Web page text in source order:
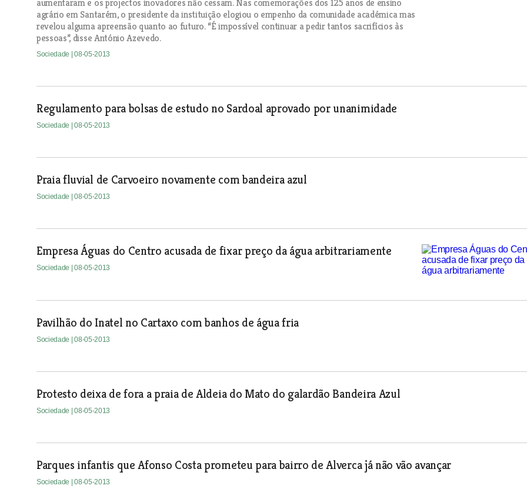
aumentaram e os projectos inovadores não cessam. Nas comemorações dos 125 anos de ensino
agrário em Santarém, o presidente da instituição elogiou o empenho da comunidade académica mas
revelou alguma apreensão quanto ao futuro. “É impossível continuar a pedir tantos sacrifícios às
pessoas”, disse António Azevedo.
Sociedade | 08-05-2013
Regulamento para bolsas de estudo no Sardoal aprovado por unanimidade
Sociedade | 08-05-2013
Praia fluvial de Carvoeiro novamente com bandeira azul
Sociedade | 08-05-2013
Empresa Águas do Centro acusada de fixar preço da água arbitrariamente
Sociedade | 08-05-2013
Pavilhão do Inatel no Cartaxo com banhos de água fria
Sociedade | 08-05-2013
Protesto deixa de fora a praia de Aldeia do Mato do galardão Bandeira Azul
Sociedade | 08-05-2013
Parques infantis que Afonso Costa prometeu para bairro de Alverca já não vão avançar
Sociedade | 08-05-2013